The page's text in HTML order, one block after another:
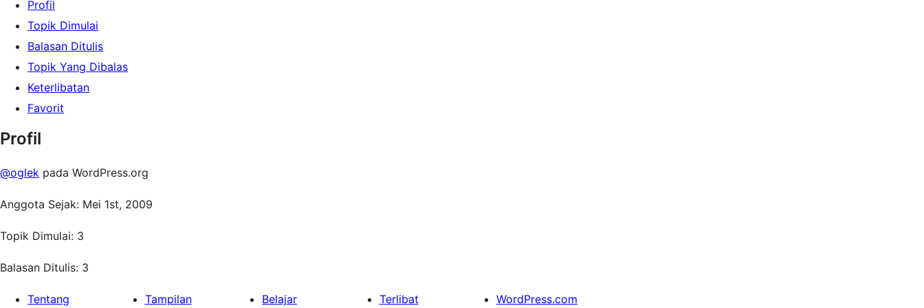
Profil
Topik Dimulai
Balasan Ditulis
Topik Yang Dibalas
Keterlibatan
Favorit
Profil
@oglek pada WordPress.org
Anggota Sejak: Mei 1st, 2009
Topik Dimulai: 3
Balasan Ditulis: 3
Tentang Tampilan Belajar Terlibat WordPress.com